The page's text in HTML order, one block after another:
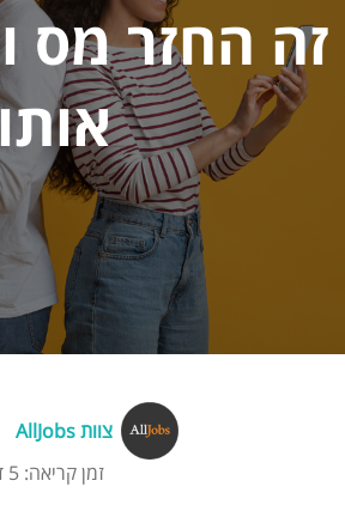
החזר מס
צוות AllJobs
זמן קריאה: 5 דקות